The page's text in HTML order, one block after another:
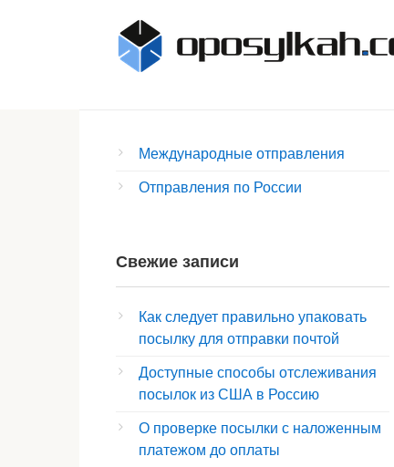
Международные отправления
Отправления по России
Свежие записи
Как следует правильно упаковать
посылку для отправки почтой
Доступные способы отслеживания
посылок из США в Россию
О проверке посылки с наложенным
платежом до оплаты